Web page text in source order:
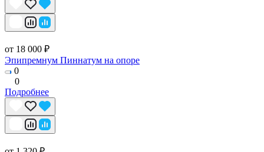
от 18 000 ₽
Эпипремнум Пиннатум на опоре
0
0
Подробнее